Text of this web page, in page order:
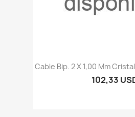
Cable Bip. 2 X 1,00 Mm
102,33